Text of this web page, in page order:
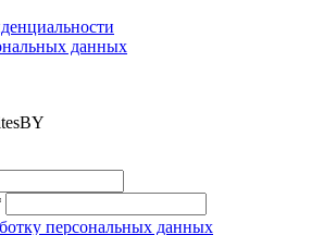
данных
персональных данных